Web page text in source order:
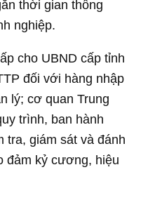
thời gian thông
nghiệp.
cho UBND cấp tỉnh
đối với hàng nhập
lý; cơ quan Trung
trình, ban hành
tra, giám sát và đánh
đảm kỷ cương, hiệu